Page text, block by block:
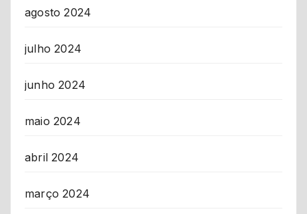
agosto 2024
julho 2024
junho 2024
maio 2024
abril 2024
março 2024